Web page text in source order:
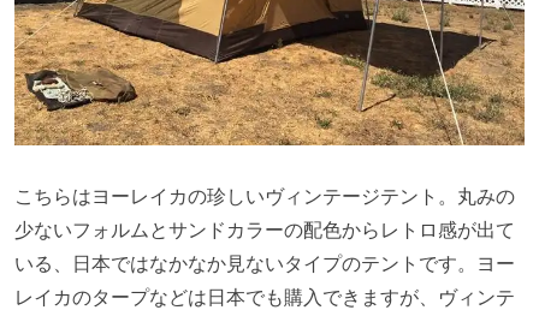
こちらはヨーレイカの珍しいヴィンテージテント。丸みの
少ないフォルムとサンドカラーの配色からレトロ感が出て
いる、日本ではなかなか見ないタイプのテントです。ヨー
レイカのタープなどは日本でも購入できますが、ヴィンテ